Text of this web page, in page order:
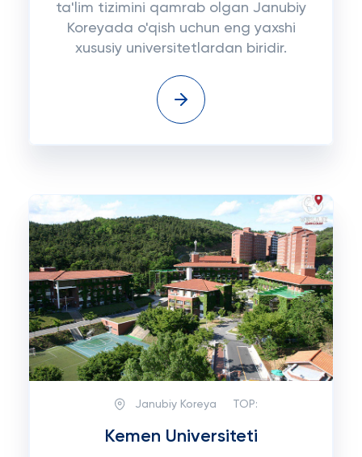
ta'lim tizimini qamrab olgan Janubiy
Koreyada o'qish uchun eng yaxshi
xususiy universitetlardan biridir.
Janubiy Koreya TOP:
Kemen Universiteti